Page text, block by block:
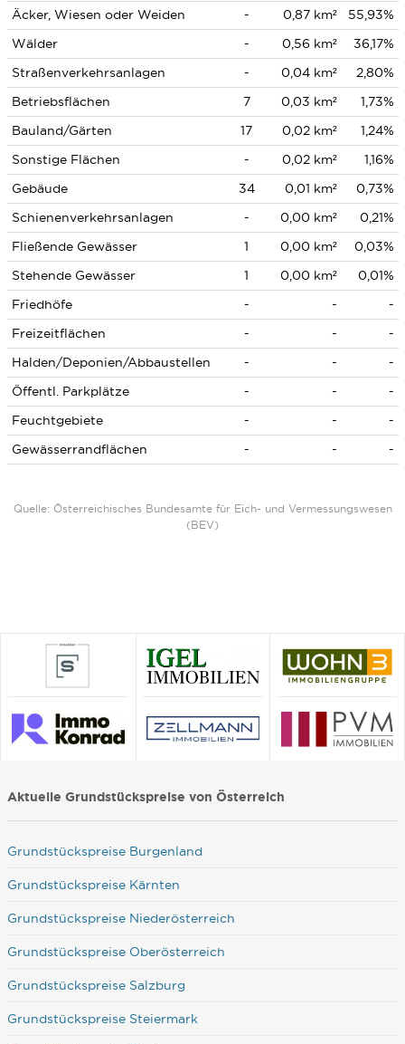
Äcker, Wiesen oder Weiden - 0,87 km²
55,93%
Wälder
- 0,56 km²
36,17%
Straßenverkehrsanlagen
- 0,04 km²
2,80%
Betriebsflächen
7 0,03 km²
1,73%
Bauland/Gärten
17 0,02 km²
1,24%
Sonstige Flächen
- 0,02 km²
1,16%
Gebäude
34 0,01 km²
0,73%
Schienenverkehrsanlagen
- 0,00 km²
0,21%
Fließende Gewässer
1 0,00 km²
0,03%
Stehende Gewässer
1 0,00 km²
0,01%
Friedhöfe
- -
-
Freizeitflächen
- -
-
Halden/Deponien/Abbaustellen
- -
-
Öffentl. Parkplätze
- -
-
Feuchtgebiete
- -
-
Gewässerrandflächen
- - -
Quelle: Österreichisches Bundesamte für Eich- und Vermessungswesen
(BEV)
Aktuelle Grundstückspreise von Österreich
Grundstückspreise Burgenland
Grundstückspreise Kärnten
Grundstückspreise Niederösterreich
Grundstückspreise Oberösterreich
Grundstückspreise Salzburg
Grundstückspreise Steiermark